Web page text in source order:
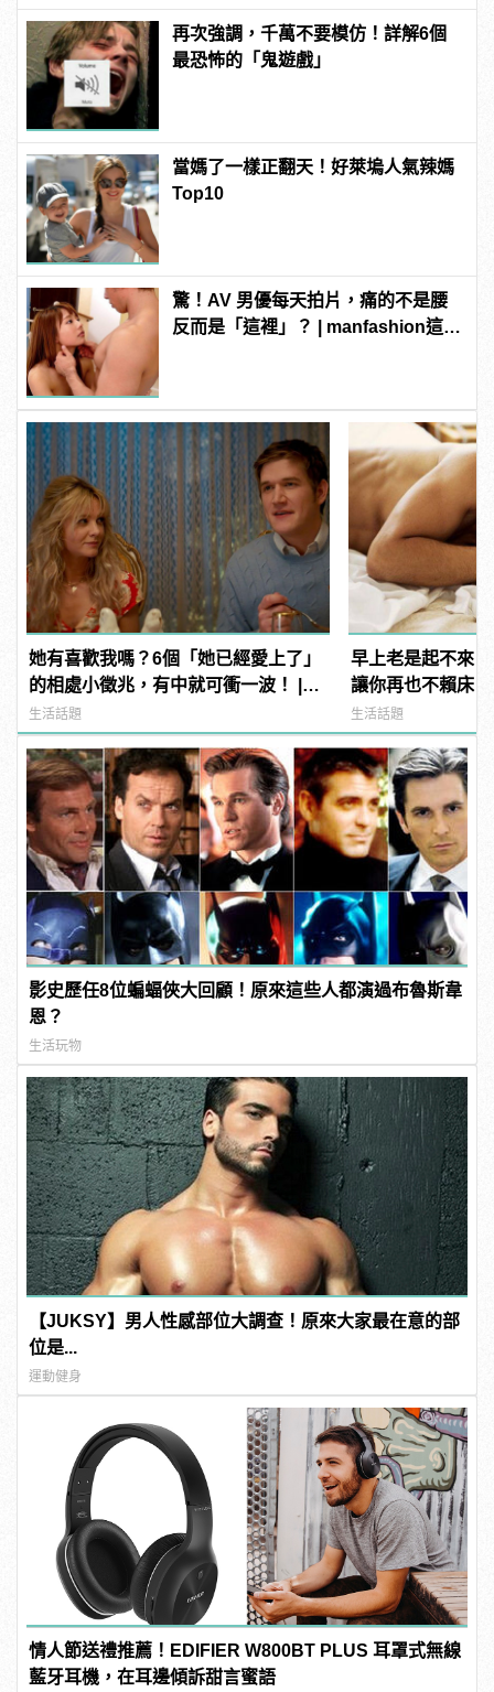
再次強調，千萬不要模仿！詳解6個
最恐怖的「鬼遊戲」
當媽了一樣正翻天！好萊塢人氣辣媽
Top10
驚！AV 男優每天拍片，痛的不是腰
反而是「這裡」？ | manfashion這樣
她有喜歡我嗎？6個「她已經愛上了」
的相處小徵兆，有中就可衝一波！ |
manfashion這樣變型男
生活話題
早上老是起不來
讓你再也不賴床！
生活話題
影史歷任8位蝙蝠俠大回顧！原來這些人都演過布魯斯韋
恩？
生活玩物
【JUKSY】男人性感部位大調查！原來大家最在意的部
位是...
運動健身
情人節送禮推薦！EDIFIER W800BT PLUS 耳罩式無線
藍牙耳機，在耳邊傾訴甜言蜜語